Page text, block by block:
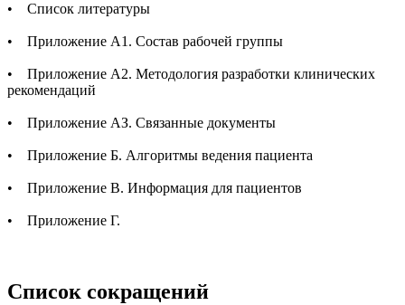
• Список литературы
• Приложение А1. Состав рабочей группы
• Приложение А2. Методология разработки клинических
рекомендаций
• Приложение АЗ. Связанные документы
• Приложение Б. Алгоритмы ведения пациента
• Приложение В. Информация для пациентов
• Приложение Г.
Список сокращений